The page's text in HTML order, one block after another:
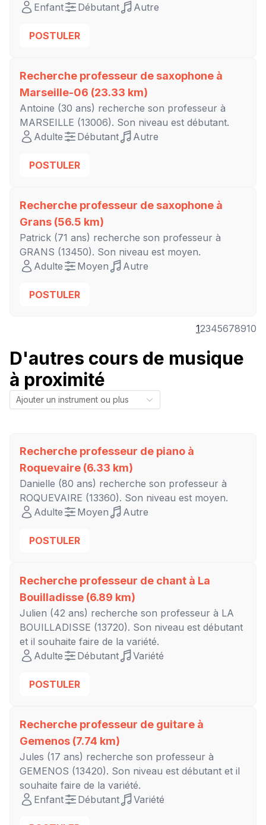
Enfant
Débutant Autre
POSTULER
Recherche professeur de saxophone à
Marseille-06 (23.33 km)
Antoine (30 ans) recherche son professeur à
MARSEILLE (13006). Son niveau est débutant.
Adulte
Débutant Autre
POSTULER
Recherche professeur de saxophone à
Grans (56.5 km)
Patrick (71 ans) recherche son professeur à
GRANS (13450). Son niveau est moyen.
Adulte
Moyen Autre
POSTULER
12345678910
D'autres cours de musique
à proximité
Recherche professeur de piano à
Roquevaire (6.33 km)
Danielle (80 ans) recherche son professeur à
ROQUEVAIRE (13360). Son niveau est moyen.
Adulte
Moyen Autre
POSTULER
Recherche professeur de chant à La
Bouilladisse (6.89 km)
Julien (42 ans) recherche son professeur à LA
BOUILLADISSE (13720). Son niveau est débutant
et il souhaite faire de la variété.
Adulte
Débutant Variété
POSTULER
Recherche professeur de guitare à
Gemenos (7.74 km)
Jules (17 ans) recherche son professeur à
GEMENOS (13420). Son niveau est débutant et il
souhaite faire de la variété.
Enfant
Débutant Variété